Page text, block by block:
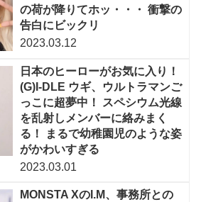
の荷が降りてホッ・・・ 衝撃の
告白にビックリ
2023.03.12
日本のヒーローがお気に入り！
(G)I-DLE ウギ、ウルトラマンご
っこに超夢中！ スペシウム光線
を乱射しメンバーに絡みまく
る！ まるで幼稚園児のような姿
がかわいすぎる
2023.03.01
MONSTA XのI.M、事務所との